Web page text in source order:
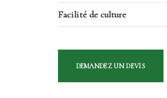
Facilité de culture